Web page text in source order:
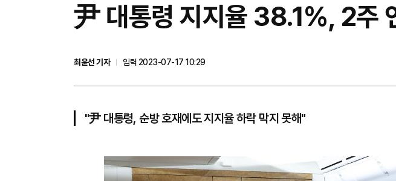
尹 대통령 지지율 38.1%, 2
최윤선 기자
입력 2023-07-17 10:29
"尹 대통령, 순방 호재에도 지지율 하락 막지 못해"